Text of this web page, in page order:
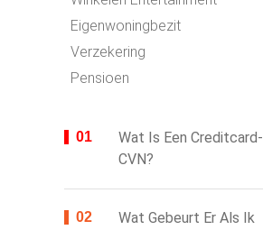
Eigenwoningbezit
Verzekering
Pensioen
Wat Is Een Creditcard-
CVN?
Wat Gebeurt Er Als Ik